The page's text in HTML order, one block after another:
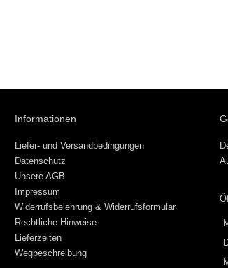
Informationen
Liefer- und Versandbedingungen
Datenschutz
Unsere AGB
Impressum
Widerrufsbelehrung & Widerrufsformular
Rechtliche Hinweise
Lieferzeiten
Wegbeschreibung